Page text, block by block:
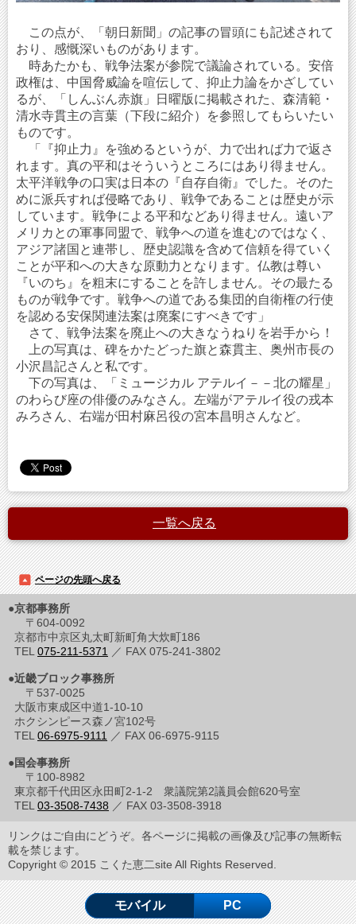
この点が、「朝日新聞」の記事の冒頭にも記述されて
おり、感慨深いものがあります。
時あたかも、戦争法案が参院で議論されている。安倍
政権は、中国脅威論を喧伝して、抑止力論をかざしてい
るが、「しんぶん赤旗」日曜版に掲載された、森清範・
清水寺貫主の言葉（下段に紹介）を参照してもらいたい
ものです。
「『抑止力』を強めるというが、力で出れば力で返さ
れます。真の平和はそういうところにはあり得ません。
太平洋戦争の口実は日本の『自存自衛』でした。そのた
めに派兵すれば侵略であり、戦争であることは歴史が示
しています。戦争による平和などあり得ません。遠いア
メリカとの軍事同盟で、戦争への道を進むのではなく、
アジア諸国と連帯し、歴史認識を含めて信頼を得ていく
ことが平和への大きな原動力となります。仏教は尊い
『いのち』を粗末にすることを許しません。その最たる
ものが戦争です。戦争への道である集団的自衛権の行使
を認める安保関連法案は廃案にすべきです」
さて、戦争法案を廃止への大きなうねりを岩手から！
上の写真は、碑をかたどった旗と森貫主、奥州市長の
小沢昌記さんと私です。
下の写真は、「ミュージカル アテルイ－－北の耀星」
のわらび座の俳優のみなさん。左端がアテルイ役の戎本
みろさん、右端が田村麻呂役の宮本昌明さんなど。
一覧へ戻る
ページの先頭へ戻る
●京都事務所
〒604-0092
京都市中京区丸太町新町角大炊町186
TEL 075-211-5371 ／ FAX 075-241-3802
●近畿ブロック事務所
〒537-0025
大阪市東成区中道1-10-10
ホクシンピース森ノ宮102号
TEL 06-6975-9111 ／ FAX 06-6975-9115
●国会事務所
〒100-8982
東京都千代田区永田町2-1-2 衆議院第2議員会館620号室
TEL 03-3508-7438 ／ FAX 03-3508-3918
リンクはご自由にどうぞ。各ページに掲載の画像及び記事の無断転
載を禁じます。
Copyright © 2015 こくた恵二site All Rights Reserved.
モバイル PC